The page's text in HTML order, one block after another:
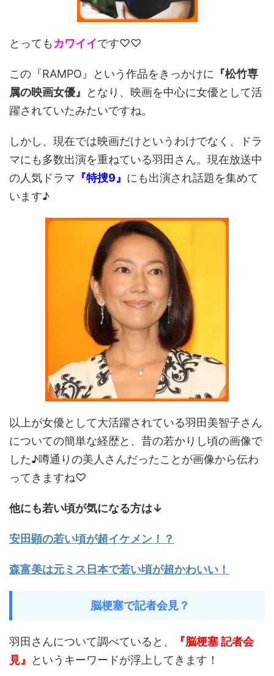
とっても カワイイです♡♡
この『RAMPO』という作品をきっかけに 『松竹専
属の映画女優』
となり、映画を中心に女優として活
躍されていたみたいですね。
しかし、現在では映画だけというわけでなく、ドラ
マにも多数出演を重ねている羽田さん。現在放送中
の人気ドラマ 『特捜9』 にも出演され話題を集めて
います♪
以上が女優として大活躍されている羽田美智子さん
についての簡単な経歴と、昔の若かりし頃の画像で
した♪噂通りの美人さんだったことが画像から伝わ
ってきますね♡
他にも若い頃が気になる方は↓
安田顕の若い頃が超イケメン！？
森富美は元ミス日本で若い頃が超かわいい！
脳梗塞で記者会見？
羽田さんについて調べていると、
『脳梗塞 記者会
見』
というキーワードが浮上してきます！